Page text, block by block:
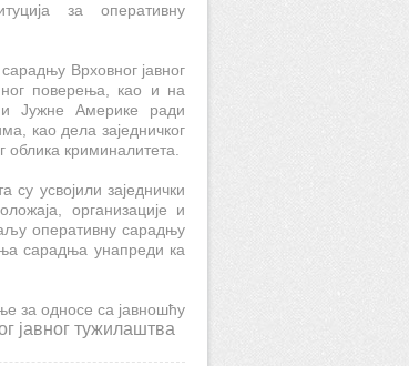
за оперативну
Врховног јавног
поверења, као и на
Јужне Америке ради
као дела заједничког
облика криминалитета.
усвојили заједнички
организације и
оперативну сарадњу
сарадња унапреди ка
за односе са јавношћу